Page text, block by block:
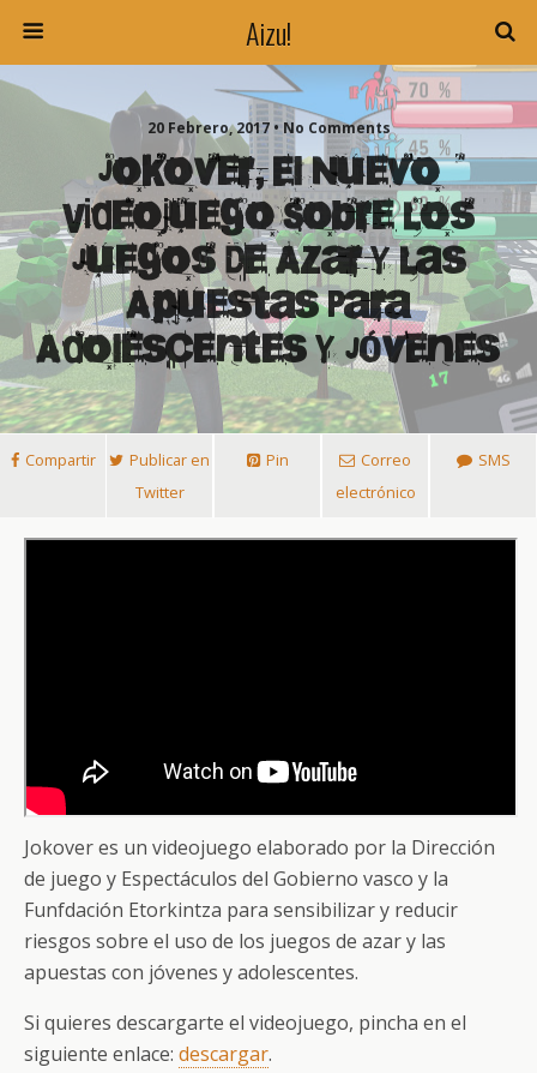
Aizu!
20 Febrero, 2017 • No Comments
Jokover, El Nuevo
Videojuego Sobre Los
Juegos De Azar Y Las
Apuestas Para
Adolescentes Y Jóvenes
Compartir
Publicar en
Twitter
Pin
Correo
electrónico
SMS
Jokover es un videojuego elaborado por la Dirección
de juego y Espectáculos del Gobierno vasco y la
Funfdación Etorkintza para sensibilizar y reducir
riesgos sobre el uso de los juegos de azar y las
apuestas con jóvenes y adolescentes.
Si quieres descargarte el videojuego, pincha en el
siguiente enlace: descargar.